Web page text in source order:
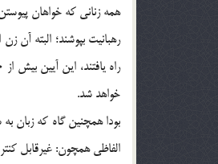
همه زناني كه خواهان
رهبانيت بپوشند؛ البته آن
خواهد شد.
بودا همچنين گاه كه زبان
الفاظي همچون: غيرقابل